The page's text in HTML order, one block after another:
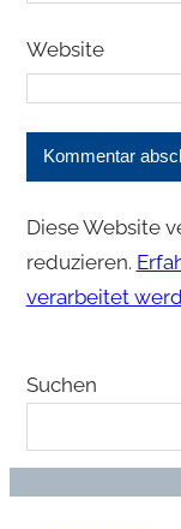
Website
Diese Website
reduzieren.
verarbeitet
Suchen